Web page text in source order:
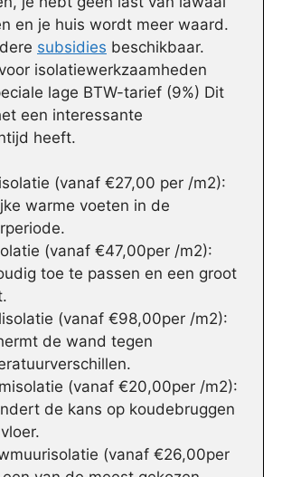
en je huis wordt meer waard.
subsidies beschikbaar.
isolatiewerkzaamheden
lage BTW-tarief (9%) Dit
een interessante
heeft.
(vanaf €27,00 per /m2):
warme voeten in de
(vanaf €47,00per /m2):
toe te passen en een groot
(vanaf €98,00per /m2):
de wand tegen
(vanaf €20,00per /m2):
de kans op koudebruggen
(vanaf €26,00per